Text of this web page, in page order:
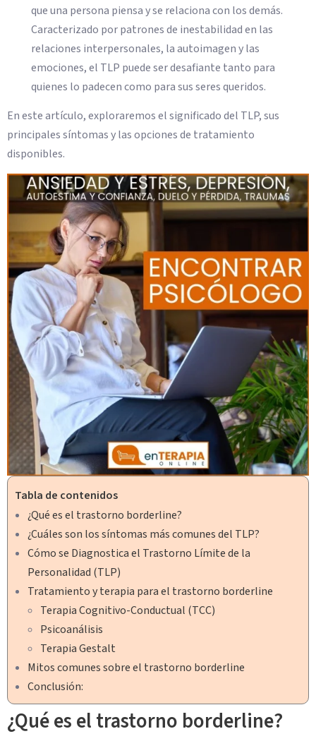
que una persona piensa y se relaciona con los demás.
Caracterizado por patrones de inestabilidad en las
relaciones interpersonales, la autoimagen y las
emociones, el TLP puede ser desafiante tanto para
quienes lo padecen como para sus seres queridos.
En este artículo, exploraremos el significado del TLP, sus
principales síntomas y las opciones de tratamiento
disponibles.
Tabla de contenidos
¿Qué es el trastorno borderline?
¿Cuáles son los síntomas más comunes del TLP?
Cómo se Diagnostica el Trastorno Límite de la
Personalidad (TLP)
Tratamiento y terapia para el trastorno borderline
Terapia Cognitivo-Conductual (TCC)
Psicoanálisis
Terapia Gestalt
Mitos comunes sobre el trastorno borderline
Conclusión:
¿Qué es el trastorno borderline?